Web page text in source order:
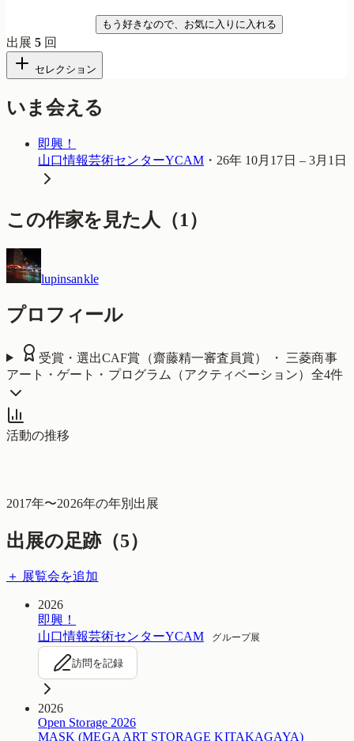
もう好きなので、お気に入りに入れる
出展5 回
セレクション
いま会える
即興！
山口情報芸術センターYCAM・ 26年 10月17日 – 3月1日
この作家を見た人 （1）
lupinsankle
プロフィール
受賞・選出CAF賞（齋藤精一審査員賞） ・ 三菱商事
アート・ゲート・プログラム（アクティベーション） 全4件
活動の推移
2017年〜2026年の年別出展
出展の足跡（5）
＋ 展覧会を追加
2026
即興！
山口情報芸術センターYCAM
グループ展
訪問を記録
2026
Open Storage 2026
MASK (MEGA ART STORAGE KITAKAGAYA)